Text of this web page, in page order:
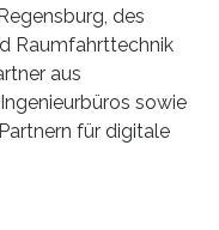
des
Raumfahrttechnik
aus
sowie
für digitale